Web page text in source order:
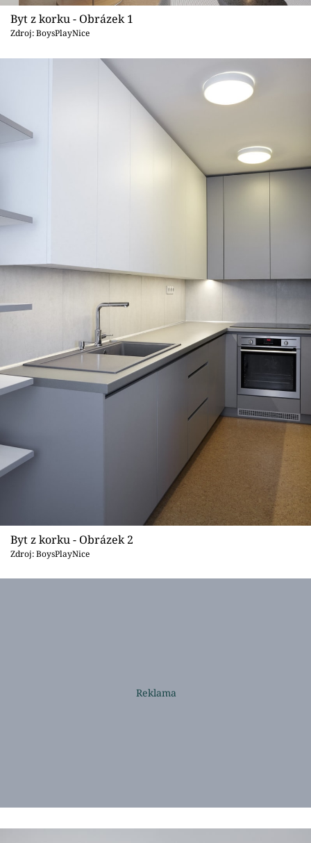
Byt z korku - Obrázek 1
Zdroj: BoysPlayNice
Byt z korku - Obrázek 2
Zdroj: BoysPlayNice